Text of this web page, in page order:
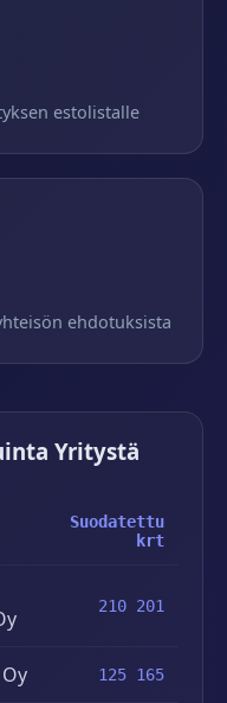
estolistalle
ehdotuksista
Yritystä
Suodatettu
krt
210 201
125 165